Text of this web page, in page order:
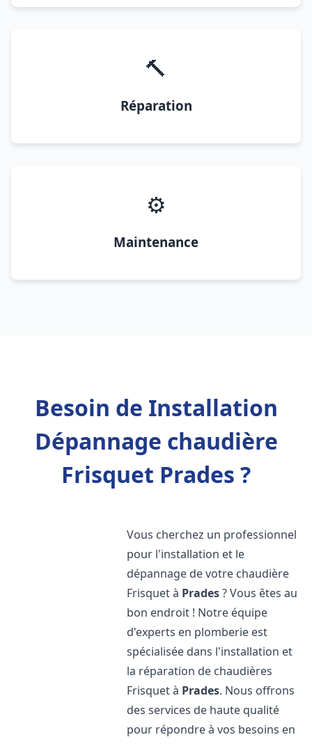
🔨
Réparation
⚙️
Maintenance
Besoin de Installation
Dépannage chaudière
Frisquet Prades ?
Vous cherchez un professionnel
pour l'installation et le
dépannage de votre chaudière
Frisquet à Prades? Vous êtes au
bon endroit ! Notre équipe
d'experts en plomberie est
spécialisée dans l'installation et
la réparation de chaudières
Frisquet à Prades. Nous offrons
des services de haute qualité
pour répondre à vos besoins en